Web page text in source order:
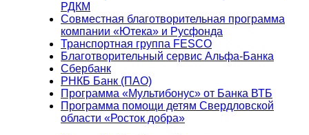
РДКМ
Совместная благотворительная программа
компании «Ютека» и Русфонда
Транспортная группа FESCO
Благотворительный сервис Альфа-Банка
Сбербанк
РНКБ Банк (ПАО)
Программа «Мультибонус» от Банка ВТБ
Программа помощи детям Свердловской
области «Росток добра»